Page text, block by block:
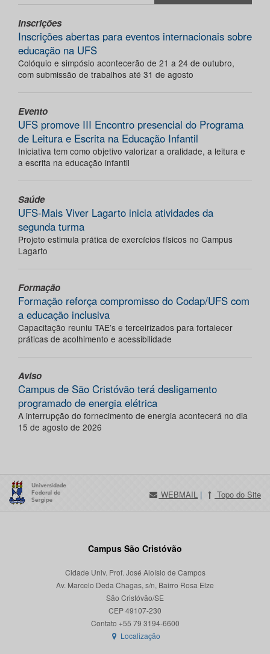
Inscrições
Inscrições abertas para eventos internacionais sobre
educação na UFS
Colóquio e simpósio acontecerão de 21 a 24 de outubro,
com submissão de trabalhos até 31 de agosto
Evento
UFS promove III Encontro presencial do Programa
de Leitura e Escrita na Educação Infantil
Iniciativa tem como objetivo valorizar a oralidade, a leitura e
a escrita na educação infantil
Saúde
UFS-Mais Viver Lagarto inicia atividades da
segunda turma
Projeto estimula prática de exercícios físicos no Campus
Lagarto
Formação
Formação reforça compromisso do Codap/UFS com
a educação inclusiva
Capacitação reuniu TAE’s e terceirizados para fortalecer
práticas de acolhimento e acessibilidade
Aviso
Campus de São Cristóvão terá desligamento
programado de energia elétrica
A interrupção do fornecimento de energia acontecerá no dia
15 de agosto de 2026
WEBMAIL | Topo do Site
Campus São Cristóvão
Cidade Univ. Prof. José Aloísio de Campos
Av. Marcelo Deda Chagas, s/n, Bairro Rosa Elze
São Cristóvão/SE
CEP 49107-230
Localização